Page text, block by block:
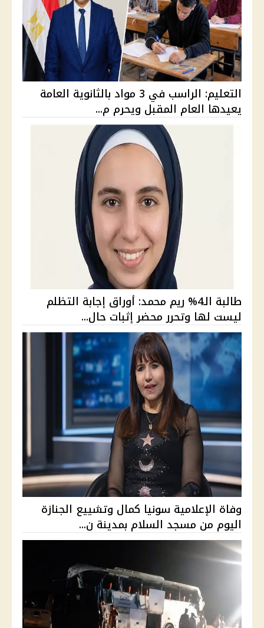
التعليم: الراسب في 3 مواد بالثانوية العامة
يعيدها العام المقبل ويحرم م...
طالبة الـ4% ريم محمد: أوراق إجابة التظلم
ليست لها وتحرر محضر إثبات حال...
وفاة الإعلامية سونيا كمال وتشييع الجنازة
اليوم من مسجد السلام بمدينة ن...